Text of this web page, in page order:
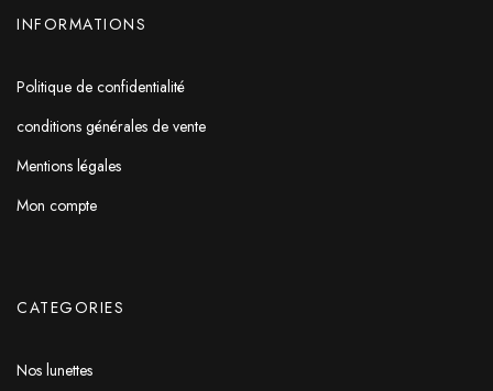
INFORMATIONS
Politique de confidentialité
conditions générales de vente
Mentions légales
Mon compte
CATEGORIES
Nos lunettes